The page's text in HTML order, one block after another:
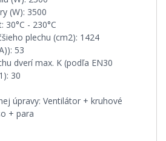
(W): 3500
30°C - 230°C
plechu (cm2): 1424
53
dverí max. K (podľa EN30
30
úpravy: Ventilátor + kruhové
+ para